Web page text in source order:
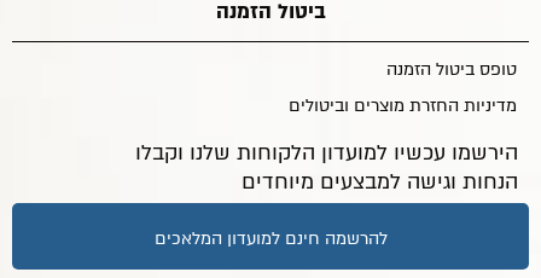
ביטול הזמנה
טופס ביטול הזמנה
מדיניות החזרת מוצרים וביטולים
הירשמו עכשיו למועדון הלקוחות שלנו וקבלו
הנחות וגישה למבצעים מיוחדים
להרשמה חינם למועדון המלאכים